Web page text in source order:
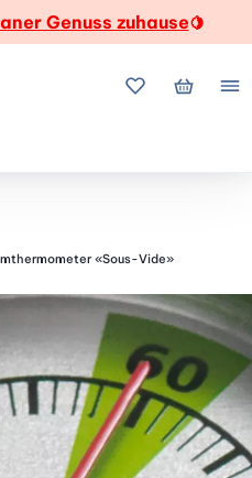
Genuss zuhause🍋
MeineMein
«Sous-Vide»